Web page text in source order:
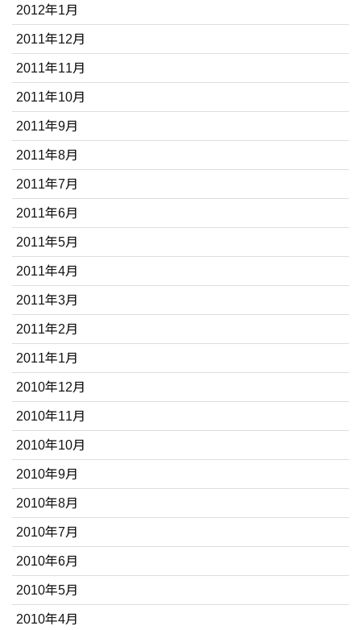
2012年1月
2011年12月
2011年11月
2011年10月
2011年9月
2011年8月
2011年7月
2011年6月
2011年5月
2011年4月
2011年3月
2011年2月
2011年1月
2010年12月
2010年11月
2010年10月
2010年9月
2010年8月
2010年7月
2010年6月
2010年5月
2010年4月